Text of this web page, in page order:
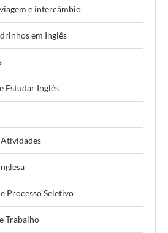
e intercâmbio
em Inglês
Estudar Inglês
Atividades
Processo Seletivo
Trabalho